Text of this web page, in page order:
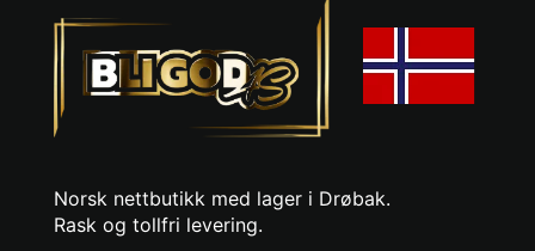
Norsk nettbutikk med lager i Drøbak.
Rask og tollfri levering.